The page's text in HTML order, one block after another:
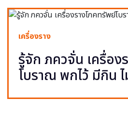
เครื่องราง
รู้จัก ภควจั่น เครื่อง
โบราณ พกไว้ มีกิน